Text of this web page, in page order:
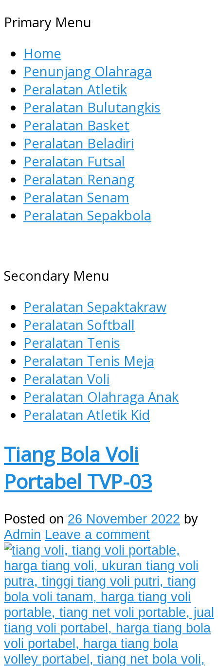
Primary Menu
Home
Penunjang Olahraga
Peralatan Atletik
Peralatan Bulutangkis
Peralatan Basket
Peralatan Beladiri
Peralatan Futsal
Peralatan Renang
Peralatan Senam
Peralatan Sepakbola
AGEN ALAT OLAHRAGA
Menyediakan Alat Olahraga
Secondary Menu
Peralatan Sepaktakraw
Peralatan Softball
Peralatan Tenis
Peralatan Tenis Meja
Peralatan Voli
Peralatan Olahraga Anak
Peralatan Atletik Kid
Tiang Bola Voli
Portabel TVP-03
Posted on 26 November 2022 by
Admin Leave a comment